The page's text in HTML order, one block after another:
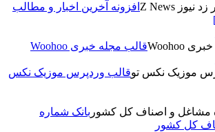
افزونه آخرین اخبار و مطالب
قالب مجله خبری Woohoo
قالب وردپرس موزیک نکس
بانک شماره
کل کشور